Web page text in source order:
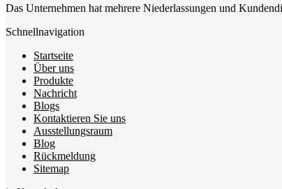
Das Unternehmen hat mehrere Niederlassungen und
Schnellnavigation
Startseite
Über uns
Produkte
Nachricht
Blogs
Kontaktieren Sie uns
Ausstellungsraum
Blog
Rückmeldung
Sitemap